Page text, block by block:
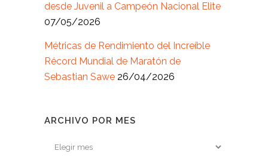
desde Juvenil a Campeón Nacional Elite
07/05/2026
Métricas de Rendimiento del Increíble
Récord Mundial de Maratón de
Sebastian Sawe 26/04/2026
ARCHIVO POR MES
Archivo